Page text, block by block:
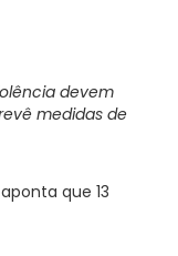
devem
medidas de
que 13